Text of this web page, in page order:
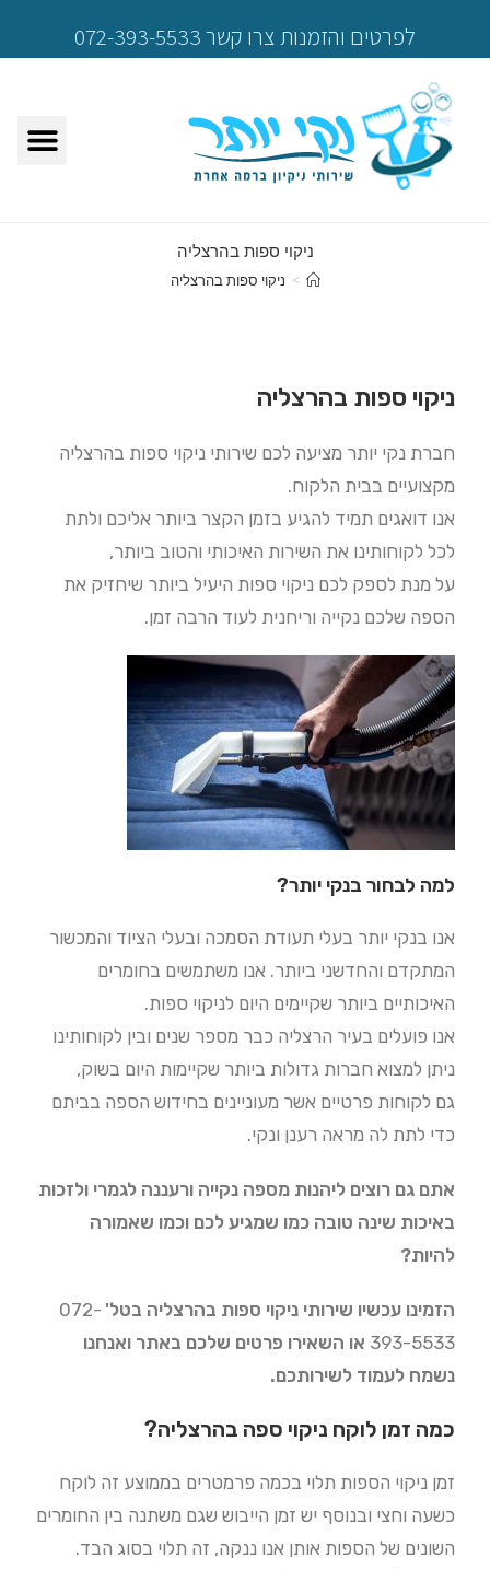
לפרטים והזמנות צרו קשר 072-393-5533
ניקוי ספות בהרצליה
> ניקוי ספות בהרצליה
ניקוי ספות בהרצליה
חברת נקי יותר מציעה לכם שירותי ניקוי ספות בהרצליה
מקצועיים בבית הלקוח.
אנו דואגים תמיד להגיע בזמן הקצר ביותר אליכם ולתת
לכל לקוחותינו את השירות האיכותי והטוב ביותר,
על מנת לספק לכם ניקוי ספות היעיל ביותר שיחזיק את
הספה שלכם נקייה וריחנית לעוד הרבה זמן.
למה לבחור בנקי יותר?
אנו בנקי יותר בעלי תעודת הסמכה ובעלי הציוד והמכשור
המתקדם והחדשני ביותר. אנו משתמשים בחומרים
האיכותיים ביותר שקיימים היום לניקוי ספות.
אנו פועלים בעיר הרצליה כבר מספר שנים ובין לקוחותינו
ניתן למצוא חברות גדולות ביותר שקיימות היום בשוק,
גם לקוחות פרטיים אשר מעוניינים בחידוש הספה בביתם
כדי לתת לה מראה רענן ונקי.
אתם גם רוצים ליהנות מספה נקייה ורעננה לגמרי ולזכות
באיכות שינה טובה כמו שמגיע לכם וכמו שאמורה
להיות?
הזמינו עכשיו שירותי ניקוי ספות בהרצליה בטל'072-
393-5533 או השאירו פרטים שלכם באתר ואנחנו
נשמח לעמוד לשירותכם.
כמה זמן לוקח ניקוי ספה בהרצליה?
זמן ניקוי הספות תלוי בכמה פרמטרים בממוצע זה לוקח
כשעה וחצי ובנוסף יש זמן הייבוש שגם משתנה בין החומרים
השונים של הספות אותן אנו ננקה, זה תלוי בסוג הבד.